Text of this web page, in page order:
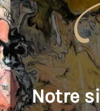
Notre